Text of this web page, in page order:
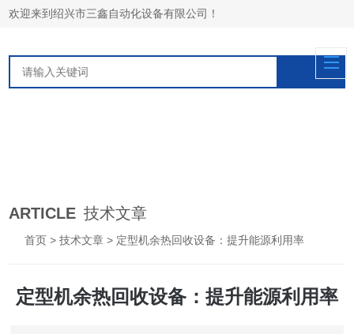
欢迎来到绍兴市三鑫自动化设备有限公司！
ARTICLE 技术文章
首页 >技术文章 > 定型机余热回收设备：提升能源利用率
定型机余热回收设备：提升能源利用率